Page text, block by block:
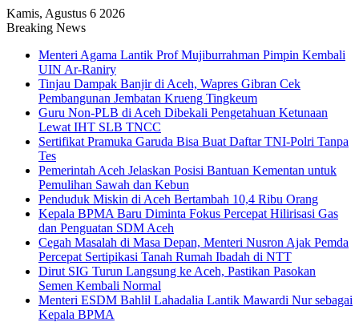
Kamis, Agustus 6 2026
Breaking News
Menteri Agama Lantik Prof Mujiburrahman Pimpin Kembali
UIN Ar-Raniry
Tinjau Dampak Banjir di Aceh, Wapres Gibran Cek
Pembangunan Jembatan Krueng Tingkeum
Guru Non-PLB di Aceh Dibekali Pengetahuan Ketunaan
Lewat IHT SLB TNCC
Sertifikat Pramuka Garuda Bisa Buat Daftar TNI-Polri Tanpa
Tes
Pemerintah Aceh Jelaskan Posisi Bantuan Kementan untuk
Pemulihan Sawah dan Kebun
Penduduk Miskin di Aceh Bertambah 10,4 Ribu Orang
Kepala BPMA Baru Diminta Fokus Percepat Hilirisasi Gas
dan Penguatan SDM Aceh
Cegah Masalah di Masa Depan, Menteri Nusron Ajak Pemda
Percepat Sertipikasi Tanah Rumah Ibadah di NTT
Dirut SIG Turun Langsung ke Aceh, Pastikan Pasokan
Semen Kembali Normal
Menteri ESDM Bahlil Lahadalia Lantik Mawardi Nur sebagai
Kepala BPMA